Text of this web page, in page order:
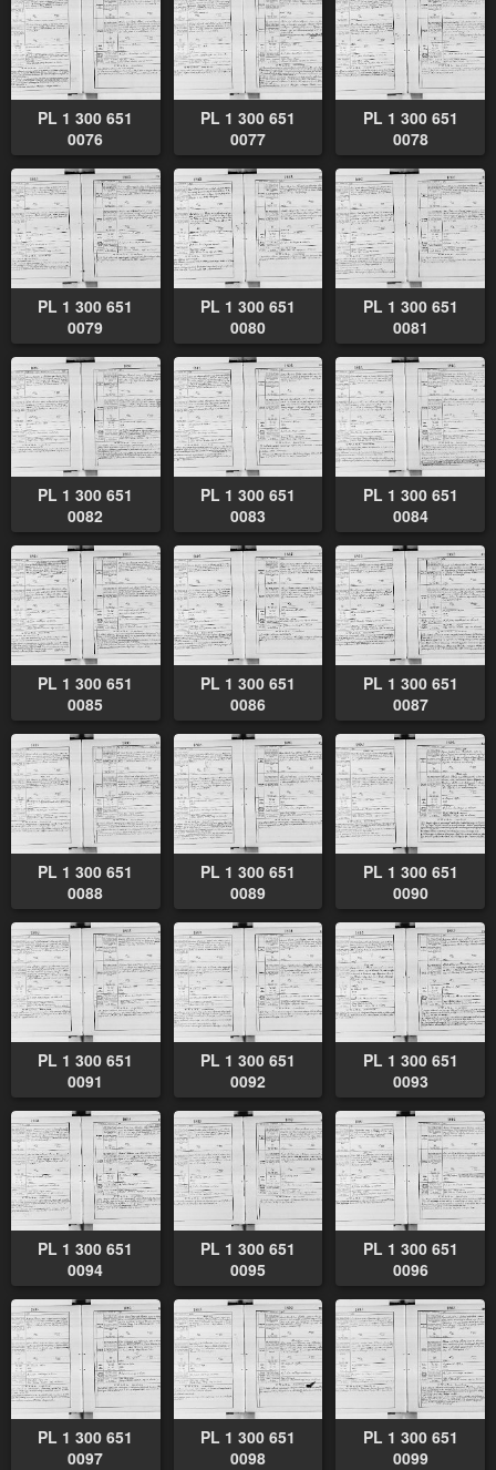
PL 1 300 651
0076
PL 1 300 651
0077
PL 1 300 651
0078
PL 1 300 651
0079
PL 1 300 651
0080
PL 1 300 651
0081
PL 1 300 651
0082
PL 1 300 651
0083
PL 1 300 651
0084
PL 1 300 651
0085
PL 1 300 651
0086
PL 1 300 651
0087
PL 1 300 651
0088
PL 1 300 651
0089
PL 1 300 651
0090
PL 1 300 651
0091
PL 1 300 651
0092
PL 1 300 651
0093
PL 1 300 651
0094
PL 1 300 651
0095
PL 1 300 651
0096
PL 1 300 651
0097
PL 1 300 651
0098
PL 1 300 651
0099